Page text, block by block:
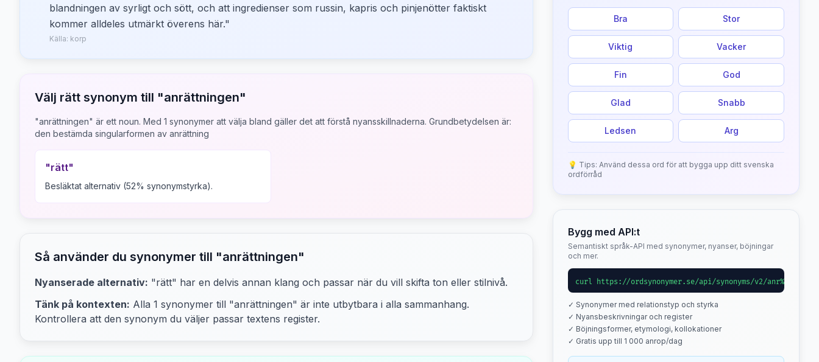
blandningen av syrligt och sött, och att ingredienser som russin, kapris och pinjenötter faktiskt
kommer alldeles utmärkt överens här."
Källa: korp
Välj rätt synonym till "anrättningen"
"anrättningen" är ett noun. Med 1 synonymer att välja bland gäller det att förstå nyansskillnaderna. Grundbetydelsen är:
den bestämda singularformen av anrättning
"rätt"
Besläktat alternativ (52% synonymstyrka).
Så använder du synonymer till "anrättningen"
Nyanserade alternativ: "rätt" har en delvis annan klang och passar när du vill skifta ton eller stilnivå.
Tänk på kontexten: Alla 1 synonymer till "anrättningen" är inte utbytbara i alla sammanhang.
Kontrollera att den synonym du väljer passar textens register.
Bra Stor
Viktig Vacker
Fin God
Glad Snabb
Ledsen Arg
💡 Tips: Använd dessa ord för att bygga upp ditt svenska
ordförråd
Bygg med API:t
Semantiskt språk-API med synonymer, nyanser, böjningar
och mer.
curl https://ordsynonymer.se/api/synonyms/v2/
✓ Synonymer med relationstyp och styrka
✓ Nyansbeskrivningar och register
✓ Böjningsformer, etymologi, kollokationer
✓ Gratis upp till 1 000 anrop/dag